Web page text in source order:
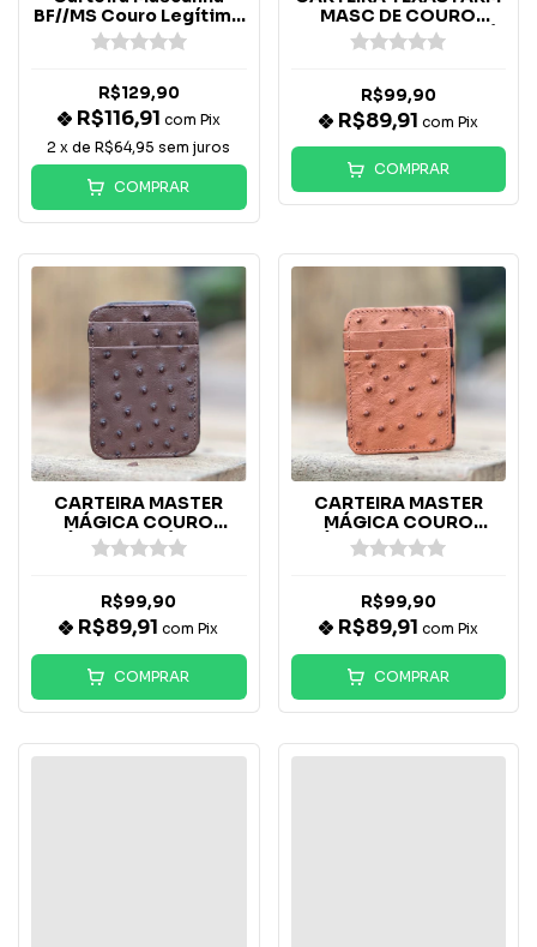
BF//MS Couro Legítimo
- Chumbo
R$129,90
R$116,91 com Pix
2 x deR$64,95 sem juros
COMPRAR
MASC DE COURO
GRAVADO JCR - CAFÉ
R$99,90
R$89,91 com Pix
COMPRAR
CARTEIRA MASTER
MÁGICA COURO
EXÓTICO CAFÉ - 7509
R$99,90
R$89,91com Pix
COMPRAR
CARTEIRA MASTER
MÁGICA COURO
EXÓTICO CARAMELO -
9509
R$99,90
R$89,91 com Pix
COMPRAR